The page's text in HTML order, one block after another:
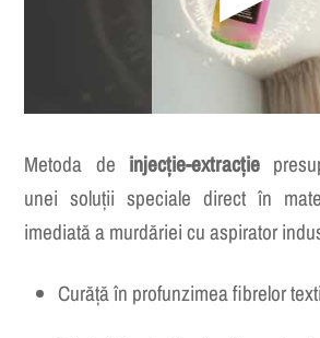
▶
Metoda de injecție-extracție
imediată a murdăriei cu aspirator